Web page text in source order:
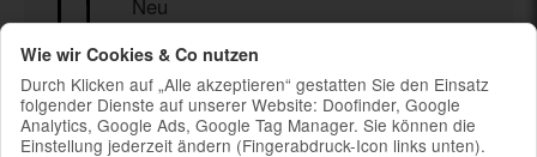
Neu
Ladekabel (ohne Ladestecker)
Um die Nachhaltigkeit zu unterstützen und
weil die meisten neueren Smartphones
kabelloses Laden ermöglichen, ist kein
Wie wir Cookies & Co nutzen
Durch Klicken auf „Alle akzeptieren“ gestatten Sie den Einsatz
folgender Dienste auf unserer Website: Doofinder, Google
Analytics, Google Ads, Google Tag Manager. Sie können die
Einstellung jederzeit ändern (Fingerabdruck-Icon links unten).